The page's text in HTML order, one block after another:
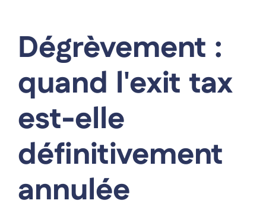
Dégrèvement :
quand l'exit tax
est-elle
définitivement
annulée